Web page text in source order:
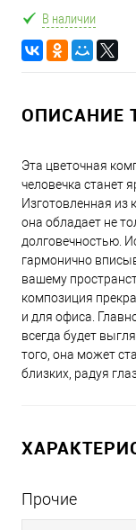
В наличии
ОПИСАНИЕ
Эта цветочная
человечка станет
Изготовленная из
она обладает не
долговечностью.
гармонично
вашему
композиция
и для офиса.
всегда будет
того, она может
близких, радуя
Прочие